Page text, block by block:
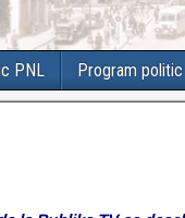
PNL Program